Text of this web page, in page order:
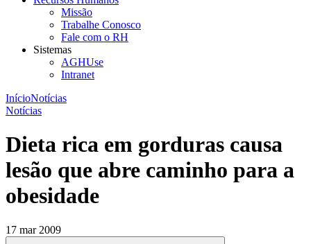
Missão
Trabalhe Conosco
Fale com o RH
Sistemas
AGHUse
Intranet
InícioNotícias
Notícias
Dieta rica em gorduras causa
lesão que abre caminho para a
obesidade
17 mar 2009